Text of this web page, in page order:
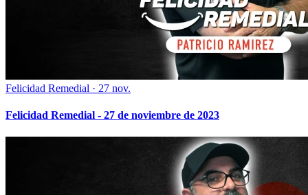
Felicidad Remedial · 27 nov.
Felicidad Remedial - 27 de noviembre de 2023